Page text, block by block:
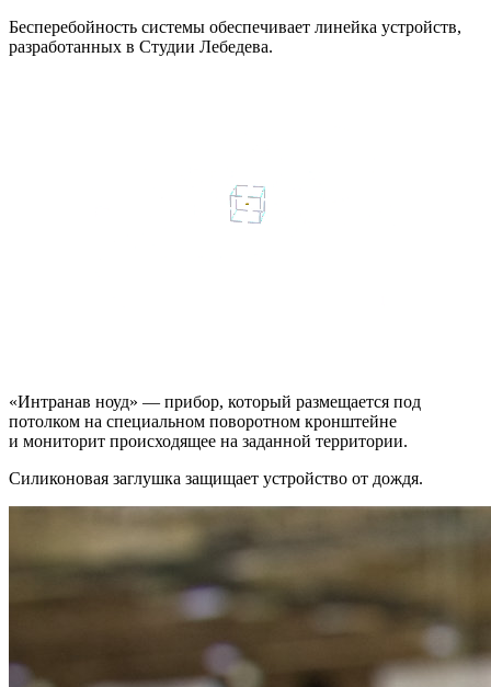
Бесперебойность системы обеспечивает линейка устройств,
разработанных в Студии Лебедева.
«Интранав ноуд» — прибор, который размещается под
потолком на специальном поворотном кронштейне
и мониторит происходящее на заданной территории.
Силиконовая заглушка защищает устройство от дождя.